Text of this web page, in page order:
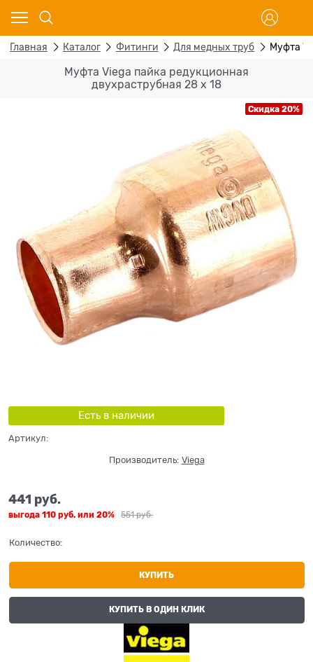
Главная Каталог Фитинги Для медных труб Муфта
Муфта Viega пайка редукционная
двухраструбная 28 х 18
Скидка 20%
Есть в наличии
Артикул:
Производитель: Viega
551 руб.
441 руб.
выгода 110 руб. или 20%
Количество:
КУПИТЬ
КУПИТЬ В ОДИН КЛИК